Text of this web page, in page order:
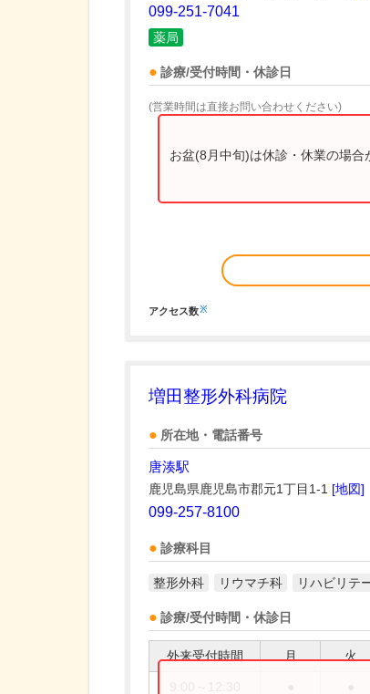
099-251-7041
薬局
診療/受付時間・休診日
(営業時間は直接お問い合わせください)
お盆(8月中旬)は休診・休業の場合
アクセス数※
増田整形外科病院
所在地・電話番号
唐湊駅
鹿児島県鹿児島市郡元1丁目1-1 [地図]
099-257-8100
診療科目
整形外科 リウマチ科 リハビリテ
診療/受付時間・休診日
外来受付時間 月 火